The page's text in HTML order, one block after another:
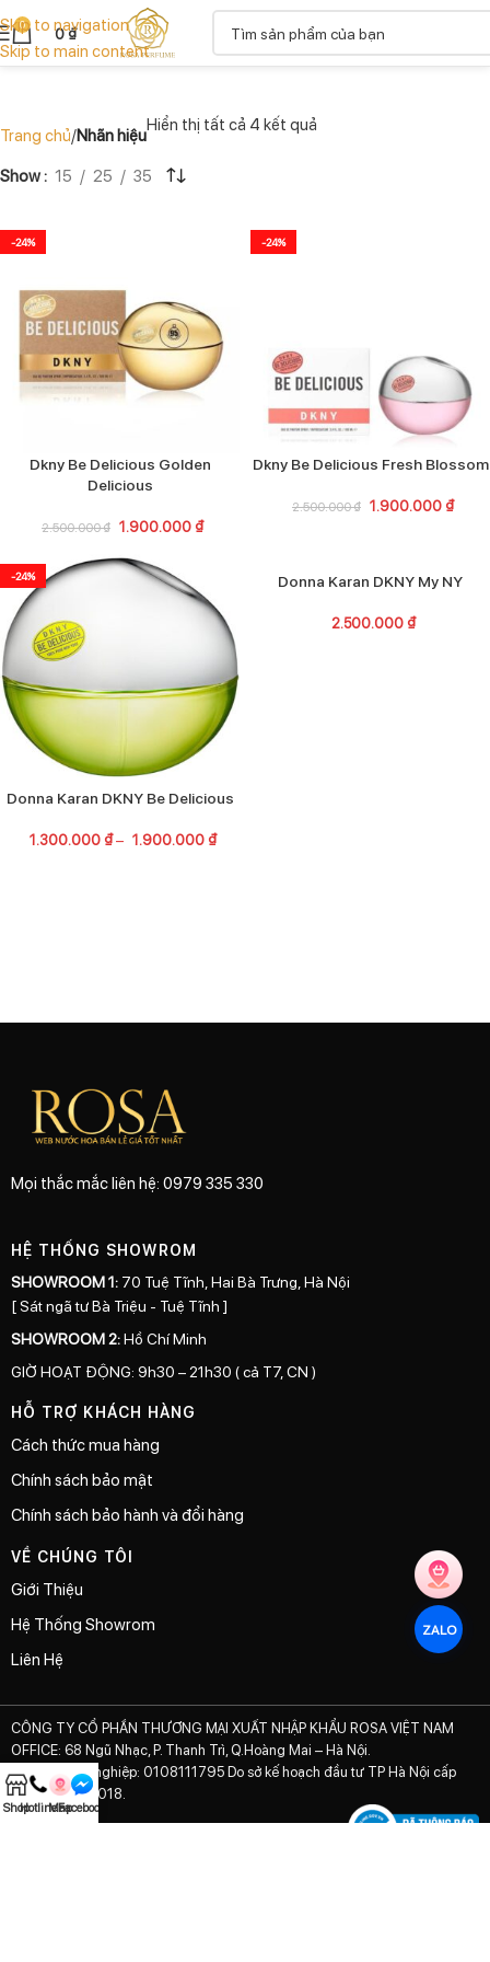
ZALO
Skip to navigation
Skip to main content
0 0₫
Trang chủ Nhãn hiệuHiển thị tất cả 4 kết quả
Show 15 25 35
-24%
Dkny Be Delicious Golden
Delicious
2.500.000₫ 1.900.000 ₫
-24%
Dkny Be Delicious Fresh Blossom
2.500.000₫ 1.900.000 ₫
-24%
Donna Karan DKNY Be Delicious
1.300.000 ₫ – 1.900.000 ₫
Donna Karan DKNY My NY
2.500.000 ₫
Mọi thắc mắc liên hệ: 0979 335 330
HỆ THỐNG SHOWROM
SHOWROOM 1: 70 Tuệ Tĩnh, Hai Bà Trưng, Hà Nội
[ Sát ngã tư Bà Triệu - Tuệ Tĩnh ]
SHOWROOM 2:Hồ Chí Minh
GIỜ HOẠT ĐỘNG: 9h30 – 21h30 ( cả T7, CN )
HỖ TRỢ KHÁCH HÀNG
Cách thức mua hàng
Chính sách bảo mật
Chính sách bảo hành và đổi hàng
VỀ CHÚNG TÔI
Giới Thiệu
Hệ Thống Showrom
Liên Hệ
CÔNG TY CỔ PHẦN THƯƠNG MẠI XUẤT NHẬP KHẨU ROSA VIỆT NAM
OFFICE: 68 Ngũ Nhạc, P. Thanh Trì, Q.Hoàng Mai – Hà Nội.
Mã số doanh nghiệp: 0108111795 Do sở kế hoạch đầu tư TP Hà Nội cấp
ngày 02/01/2018.
ShopHotlineMap
Facebook